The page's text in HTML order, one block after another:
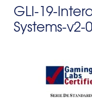
GLI-19-
Systems-